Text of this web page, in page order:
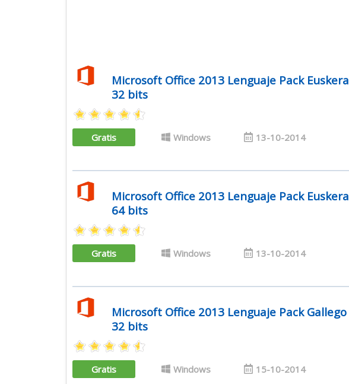
Microsoft Office 2013 Lenguaje Pack Euskera
32 bits
Gratis Windows 13-10-2014
Microsoft Office 2013 Lenguaje Pack Euskera
64 bits
Gratis Windows 13-10-2014
Microsoft Office 2013 Lenguaje Pack Gallego
32 bits
Gratis Windows 15-10-2014